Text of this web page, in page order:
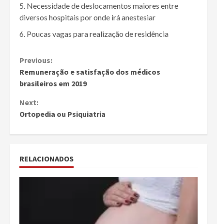
Necessidade de deslocamentos maiores entre
diversos hospitais por onde irá anestesiar
Poucas vagas para realização de residência
Continue
Reading
Previous:
Remuneração e satisfação dos médicos
brasileiros em 2019
Next:
Ortopedia ou Psiquiatria
RELACIONADOS